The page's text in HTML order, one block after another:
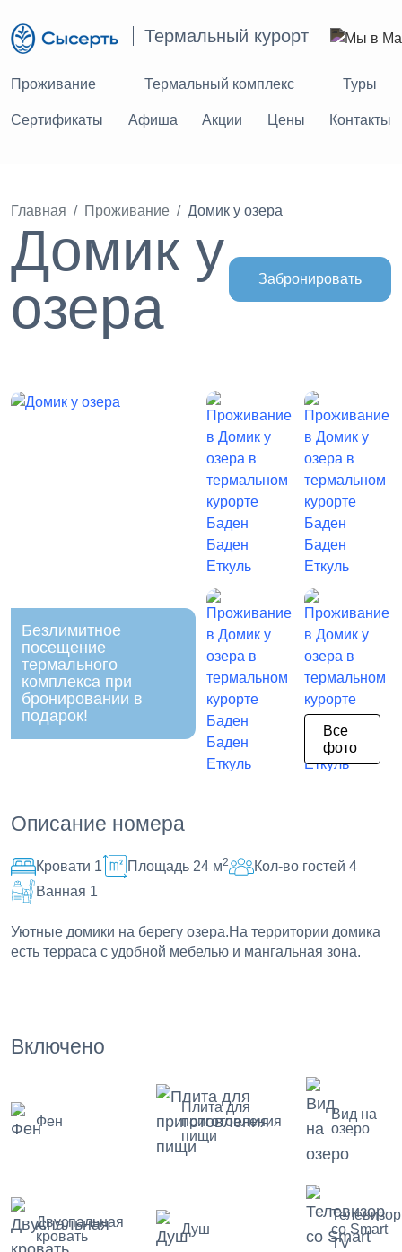
Термальный курорт
Проживание Термальный комплекс Туры
Сертификаты Афиша Акции Цены Контакты
Главная Проживание Домик у озера
Домик у
озера
Забронировать
Безлимитное
посещение
термального
комплекса при
бронировании в
подарок!
Все
фото
Описание номера
Кровати 1 Площадь 24 м2
Кол-во гостей 4
Ванная 1
Уютные домики на берегу озера.На территории домика
есть терраса с удобной мебелью и мангальная зона.
Включено
Фен
Плита для
приготовления
пищи
Вид на
озеро
Двуспальная
кровать
Душ
Телевизор
со Smart
TV